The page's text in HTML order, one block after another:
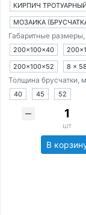
КИРПИЧ
Габаритные
200×100×40
200×100×52
8 ×
Толщина брусчатки,
40 45 52
шт
В